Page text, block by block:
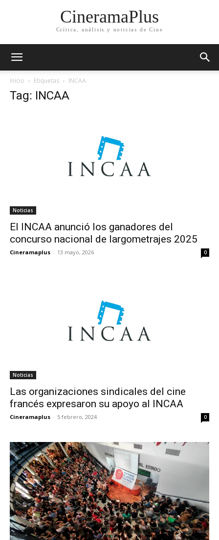
CineramaPlus
Crítica, análisis y noticias de Cine
Inicio Etiquetas INCAA
Tag: INCAA
Noticias
El INCAA anunció los ganadores del
concurso nacional de largometrajes 2025
Cineramaplus - 13 mayo, 2026 0
Noticias
Las organizaciones sindicales del cine
francés expresaron su apoyo al INCAA
Cineramaplus - 5 febrero, 2024 0